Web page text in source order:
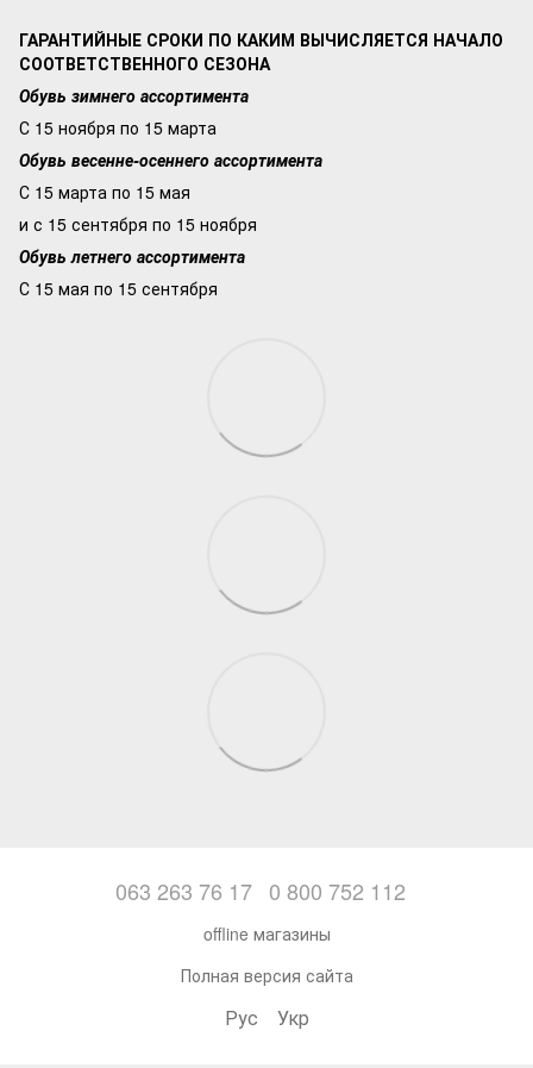
ГАРАНТИЙНЫЕ СРОКИ ПО КАКИМ ВЫЧИСЛЯЕТСЯ НАЧАЛО
СООТВЕТСТВЕННОГО СЕЗОНА
Обувь зимнего ассортимента
С 15 ноября по 15 марта
Обувь весенне-осеннего ассортимента
С 15 марта по 15 мая
и с 15 сентября по 15 ноября
Обувь летнего ассортимента
С 15 мая по 15 сентября
063 263 76 17 0 800 752 112
offline магазины
Полная версия сайта
Рус Укр